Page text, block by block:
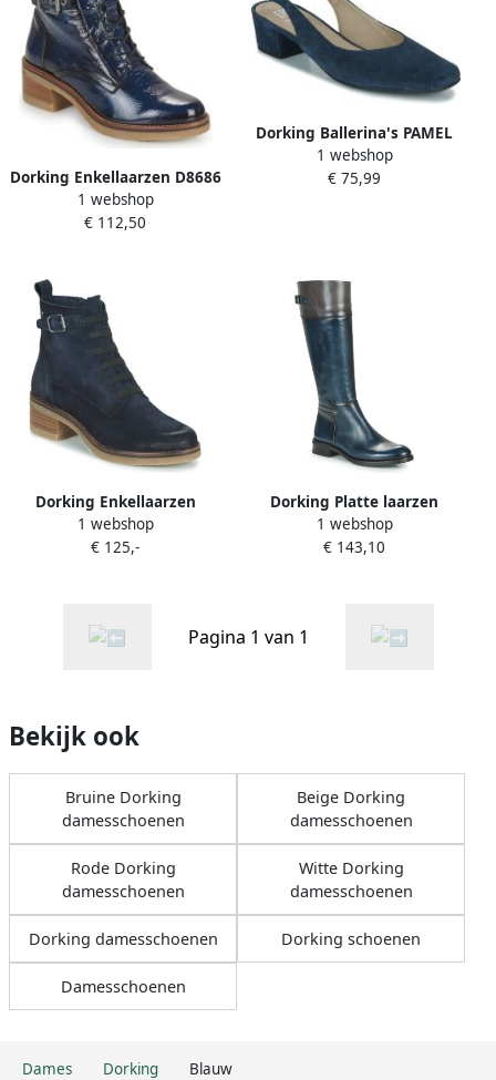
Dames Dorking Blauw
Dorking Enkellaarzen D8686
1 webshop
€ 112,50
Dorking Ballerina's PAMEL
1 webshop
€ 75,99
Dorking Enkellaarzen
LUCERO
1 webshop
€ 125,-
Dorking Platte laarzen
TIERRA
1 webshop
€ 143,10
Pagina 1 van 1
Bekijk ook
Bruine Dorking
damesschoenen
Beige Dorking
damesschoenen
Rode Dorking
damesschoenen
Witte Dorking
damesschoenen
Dorking damesschoenen Dorking schoenen
Damesschoenen